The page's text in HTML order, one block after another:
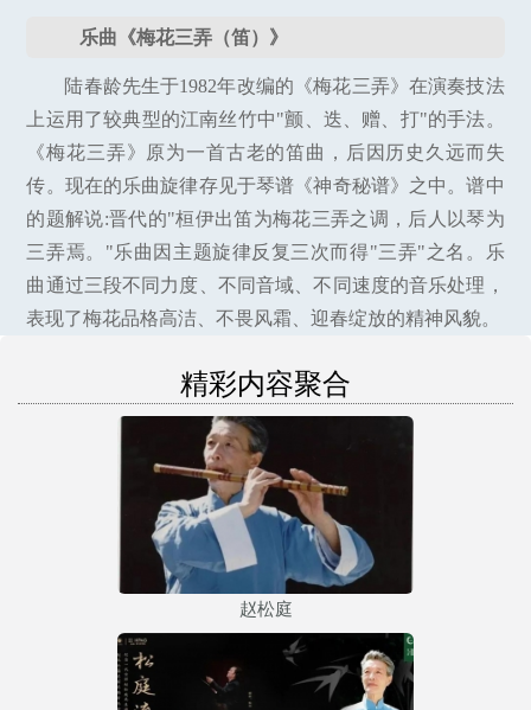
乐曲《梅花三弄（笛）》
陆春龄先生于1982年改编的《梅花三弄》在演奏技法
上运用了较典型的江南丝竹中"颤、迭、赠、打"的手法。
《梅花三弄》原为一首古老的笛曲，后因历史久远而失
传。现在的乐曲旋律存见于琴谱《神奇秘谱》之中。谱中
的题解说:晋代的"桓伊出笛为梅花三弄之调，后人以琴为
三弄焉。"乐曲因主题旋律反复三次而得"三弄"之名。乐
曲通过三段不同力度、不同音域、不同速度的音乐处理，
表现了梅花品格高洁、不畏风霜、迎春绽放的精神风貌。
精彩内容聚合
赵松庭